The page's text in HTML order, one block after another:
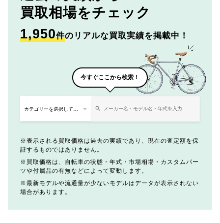
買取相場をチェック
1,950件のリアルな買取実績を掲載中！
今すぐここから検索！
表示される買取価格は過去の実績であり、現在の査定額を保
証するものではありません。
買取価格は、自転車の状態・年式・市場相場・カスタムパー
ツや付属品の有無などによって変動します。
最新モデルや流通量が少ないモデルはデータが表示されない
場合があります。